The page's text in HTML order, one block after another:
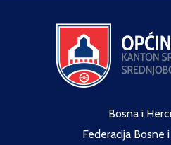
Bosna i
Federacija Bosne